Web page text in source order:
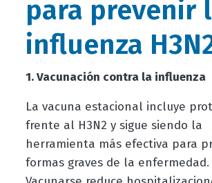
para prevenir
influenza
1. Vacunación contra la influenza
La vacuna estacional incluye
frente al H3N2 y sigue siendo la
herramienta más efectiva para
formas graves de la enfermedad.